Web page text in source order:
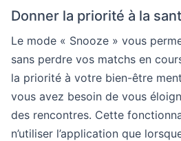
Donner la priorité à la
Le mode « Snooze » vous
sans perdre vos matchs en
la priorité à votre bien-être
vous avez besoin de vous
des rencontres. Cette
n’utiliser l’application que